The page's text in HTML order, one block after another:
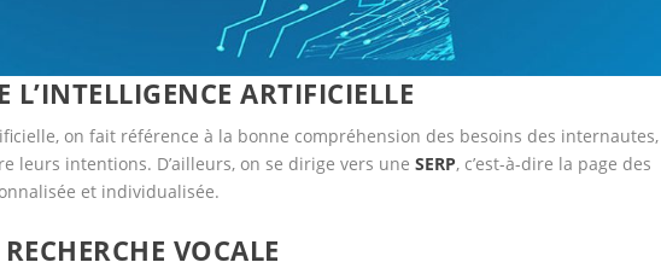
L’INTELLIGENCE ARTIFICIELLE
on fait référence à la bonne compréhension des besoins des internautes,
leurs intentions. D’ailleurs, on se dirige vers uneSERP, c’est-à-dire la page des
et individualisée.
VOCALE